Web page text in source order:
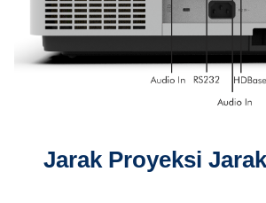
Jarak Proyeksi